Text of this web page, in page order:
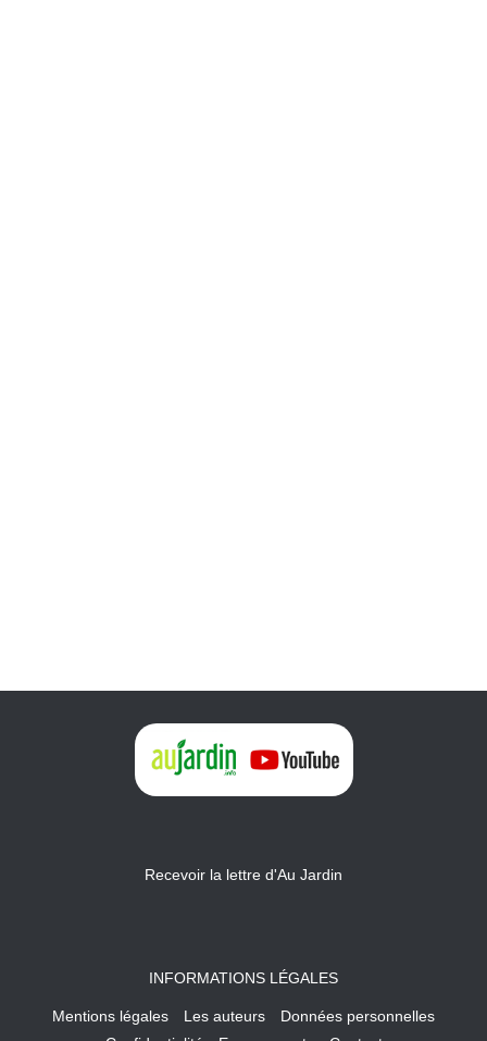
Recevoir la lettre d'Au Jardin
INFORMATIONS LÉGALES
Mentions légales Les auteurs
Données personnelles